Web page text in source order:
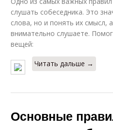
слушать собеседника. Это
слова, но и понять их смысл,
внимательно слушаете.
вещей:
Читать дальше →
Основные